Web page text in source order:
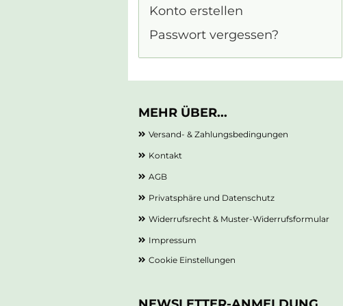
Konto erstellen
Passwort vergessen?
MEHR ÜBER...
Versand- & Zahlungsbedingungen
Kontakt
AGB
Privatsphäre und Datenschutz
Widerrufsrecht & Muster-Widerrufsformular
Impressum
Cookie Einstellungen